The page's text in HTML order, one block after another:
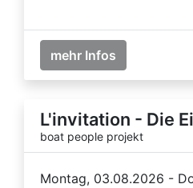
mehr Infos
L'invitation - Die
boat people projekt
Montag, 03.08.2026 -